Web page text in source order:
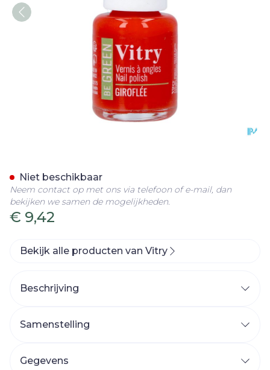
€ 9,42
Niet beschikbaar
Neem contact op met ons via telefoon of e-mail, dan
bekijken we samen de mogelijkheden.
Bekijk alle producten van Vitry
Beschrijving
Samenstelling
Gegevens